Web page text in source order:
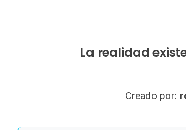
La realidad
Creado por: